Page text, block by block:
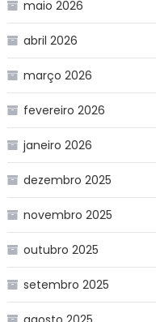
maio 2026
abril 2026
março 2026
fevereiro 2026
janeiro 2026
dezembro 2025
novembro 2025
outubro 2025
setembro 2025